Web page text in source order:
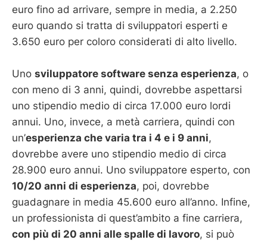
euro fino ad arrivare, sempre in media, a 2.250
euro quando si tratta di sviluppatori esperti e
3.650 euro per coloro considerati di alto livello.
Uno sviluppatore software senza esperienza, o
con meno di 3 anni, quindi, dovrebbe aspettarsi
uno stipendio medio di circa 17.000 euro lordi
annui. Uno, invece, a metà carriera, quindi con
un’esperienza che varia tra i 4 e i 9 anni,
dovrebbe avere uno stipendio medio di circa
28.900 euro annui. Uno sviluppatore esperto, con
10/20 anni di esperienza, poi, dovrebbe
guadagnare in media 45.600 euro all’anno. Infine,
un professionista di quest’ambito a fine carriera,
con più di 20 anni alle spalle di lavoro, si può